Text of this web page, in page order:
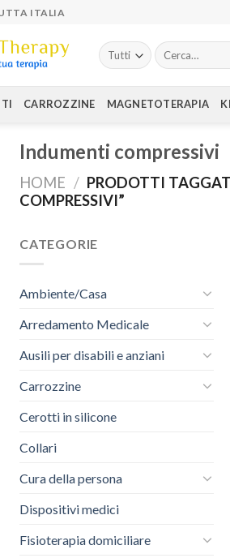
ITALIA
Cerca:
CARROZZINE MAGNETOTERAPIA
Indumenti compressivi
HOME / PRODOTTI
COMPRESSIVI”
CATEGORIE
Ambiente/Casa
Arredamento Medicale
Ausili per disabili e anziani
Carrozzine
Cerotti in silicone
Collari
Cura della persona
Dispositivi medici
Fisioterapia domiciliare